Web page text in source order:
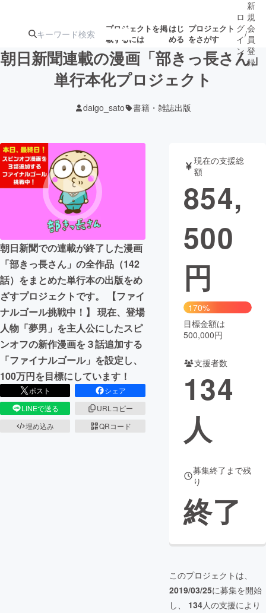
プロジェクトを掲
載するには
はじ
める
プロジェクト
をさがす
注目の新着プロ
ジェクト
募集終了が近いプ
ロジェクト
アート・写真 音楽
テクノロジー・ガジェット ゲーム・サ
映像・映画
ビジネス・起業
まちづくり・地域活性化
CAMPFIRE for Social Good
CAMPFIRE Creation
CAMPFIREふるさと納税machi-ya コミュニティ
ロ
グ
イ
ン
/
新
規
会
員
登
録
朝日新聞連載の漫画「部きっ長さん」
単行本化プロジェクト
daigo_sato 書籍・雑誌出版
朝日新聞での連載が終了した漫画
「部きっ長さん」の全作品（142
話）をまとめた単行本の出版をめ
ざすプロジェクトです。 【ファイ
ナルゴール挑戦中！】 現在、登場
人物「夢男」を主人公にしたスピ
ンオフの新作漫画を３話追加する
「ファイナルゴール」を設定し、
100万円を目標にしています！
ポスト
シェア
LINEで送る
URLコピー
埋め込み
QRコード
現在の支援総
額
854,
500
円
170%
目標金額は
500,000円
支援者数
134
人
募集終了まで残
り
終了
このプロジェクトは、
2019/03/25に募集を開始
し、 134人の支援により